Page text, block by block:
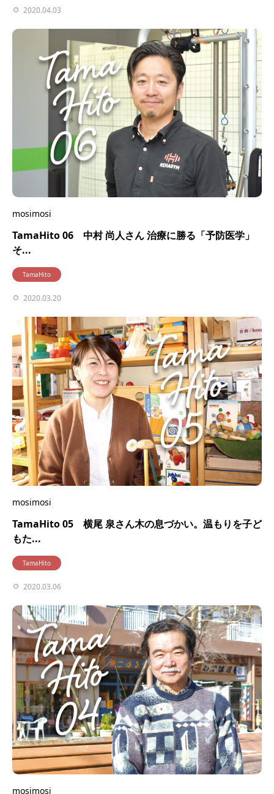
2020.04.03
mosimosi
TamaHito 06 中村 尚人さん 治療に勝る「予防医学」
そ...
TamaHito
2020.03.20
mosimosi
TamaHito 05 横尾 泉さん木の息づかい。温もりを子ど
もた...
TamaHito
2020.03.06
mosimosi